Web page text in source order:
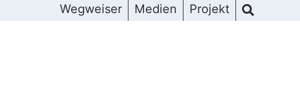
Wegweiser Medien Projekt